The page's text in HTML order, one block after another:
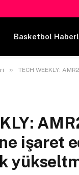
Basketbol
» TECH WEEKLY: AMR26’nın
işaret